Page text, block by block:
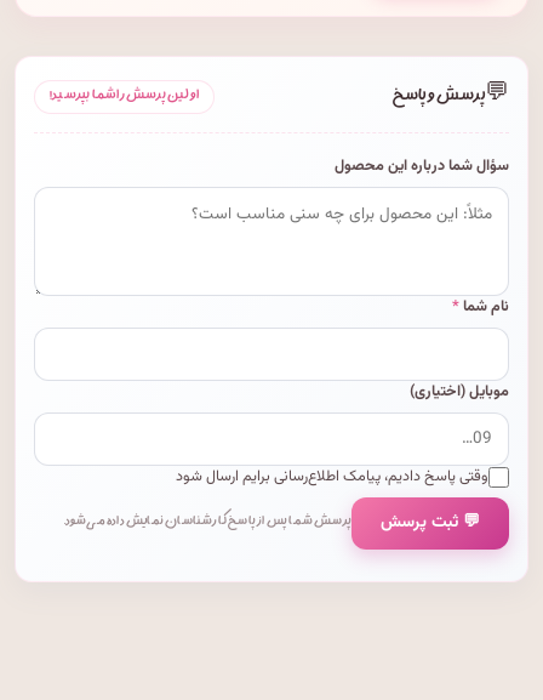
💬پرسش و پاسخ اولین پرسش را شما بپرسید!
سؤال شما درباره این محصول
نام شما*
موبایل (اختیاری)
وقتی پاسخ دادیم، پیامک اطلاع‌رسانی برایم ارسال شود
💬 ثبت پرسش پرسش شما پس از پاسخ کارشناسان نمایش داده می‌شود.